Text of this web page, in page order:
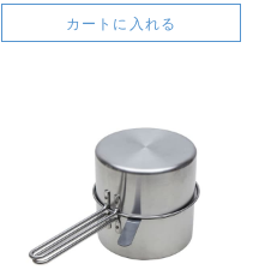
カートに入れる